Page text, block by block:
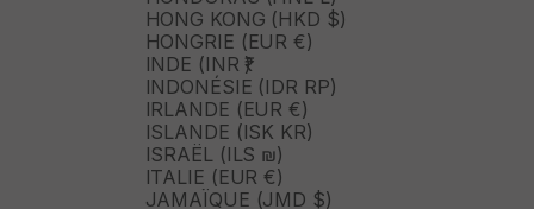
HONG KONG (HKD $)
HONGRIE (EUR €)
INDE (INR ₹)
INDONÉSIE (IDR RP)
IRLANDE (EUR €)
ISLANDE (ISK KR)
ISRAËL (ILS ₪)
ITALIE (EUR €)
JAMAÏQUE (JMD $)